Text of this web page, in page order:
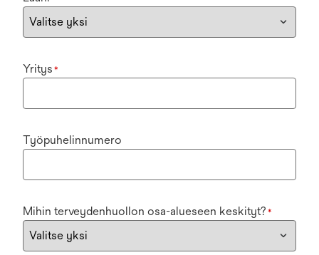
Yritys *
Työpuhelinnumero
Mihin terveydenhuollon osa-alueseen keskityt? *